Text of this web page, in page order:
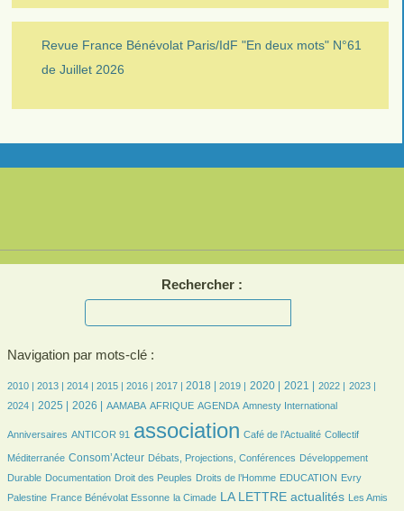
Revue France Bénévolat Paris/IdF "En deux mots" N°61
de Juillet 2026
Rechercher :
Navigation par mots-clé :
6/2686
2010 |
6/26862013 |
162/2686 2014 |
327/2686 2015 |
382/2686 2016 |
472/2686 2017 |
615/2686 2018 |
578/2686 2019 |
687/2686 2020 |
613/2686 2021 |
508/2686 2022 |
483/2686 2023 |
532/2686
2024 |
654/2686
2025 |
866/2686 2026 |
78/2686 AAMABA
161/2686 AFRIQUE
432/2686 AGENDA
6/2686 Amnesty International
35/2686
Anniversaires ANTICOR 91 association Café de l’Actualité Collectif
Méditerranée
749/2686 Consom’Acteur
127/2686 Débats, Projections, Conférences
191/2686
Développement
Durable
55/2686Documentation
24/2686 Droit des Peuples
147/2686 Droits de l’Homme
37/2686 EDUCATION
6/2686
Evry
Palestine
191/2686France Bénévolat Essonne
43/2686 la Cimade
1024/2686 LA LETTRE actualités
24/2686
Les Amis